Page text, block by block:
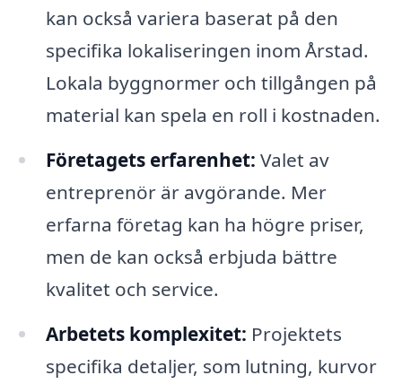
kan också variera baserat på den
specifika lokaliseringen inom Årstad.
Lokala byggnormer och tillgången på
material kan spela en roll i kostnaden.
Företagets erfarenhet: Valet av
entreprenör är avgörande. Mer
erfarna företag kan ha högre priser,
men de kan också erbjuda bättre
kvalitet och service.
Arbetets komplexitet: Projektets
specifika detaljer, som lutning, kurvor